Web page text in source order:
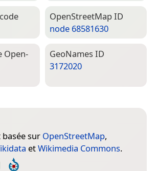
Open­Street­Map ID
node 68581630
Open­
Geo­Names ID
3172020
basée sur OpenStreetMap,
etWikimedia Commons.